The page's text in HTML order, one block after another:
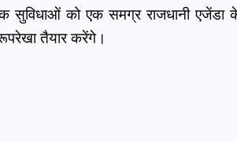
सुविधाओं को एक समग्र राजधानी
तैयार करेंगे।